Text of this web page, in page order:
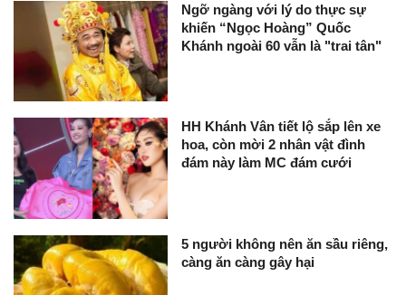
Ngỡ ngàng với lý do thực sự
khiến “Ngọc Hoàng” Quốc
Khánh ngoài 60 vẫn là "trai tân"
HH Khánh Vân tiết lộ sắp lên xe
hoa, còn mời 2 nhân vật đình
đám này làm MC đám cưới
5 người không nên ăn sầu riêng,
càng ăn càng gây hại